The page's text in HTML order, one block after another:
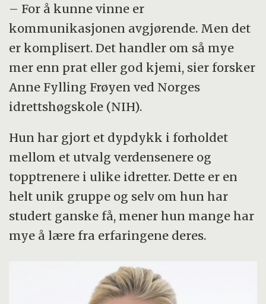
– For å kunne vinne er
kommunikasjonen avgjørende. Men det
er komplisert. Det handler om så mye
mer enn prat eller god kjemi, sier forsker
Anne Fylling Frøyen ved Norges
idrettshøgskole (NIH).
Hun har gjort et dypdykk i forholdet
mellom et utvalg verdensenere og
topptrenere i ulike idretter. Dette er en
helt unik gruppe og selv om hun har
studert ganske få, mener hun mange har
mye å lære fra erfaringene deres.